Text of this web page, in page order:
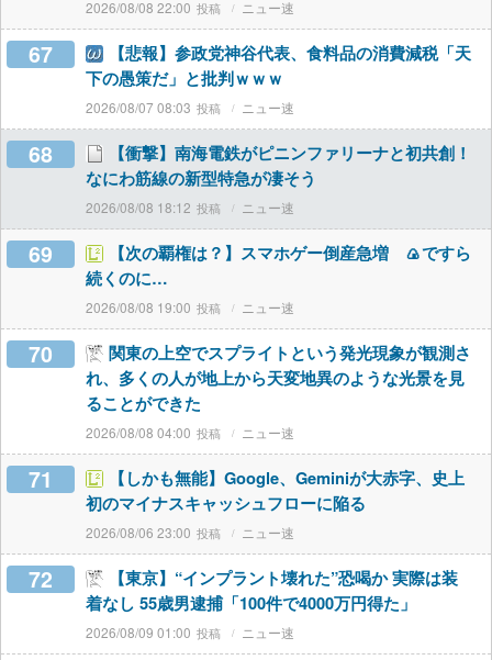
2026/08/08 22:00 ニュー速
67
【悲報】参政党神谷代表、食料品の消費減税「天
下の愚策だ」と批判ｗｗｗ
2026/08/07 08:03 ニュー速
68
【衝撃】南海電鉄がピニンファリーナと初共創！
なにわ筋線の新型特急が凄そう
2026/08/08 18:12 ニュー速
69
【次の覇権は？】スマホゲー倒産急増 🍙ですら
続くのに…
2026/08/08 19:00 ニュー速
70
関東の上空でスプライトという発光現象が観測さ
れ、多くの人が地上から天変地異のような光景を見
ることができた
2026/08/08 04:00 ニュー速
71
【しかも無能】Google、Geminiが大赤字、史上
初のマイナスキャッシュフローに陥る
2026/08/06 23:00 ニュー速
72
【東京】“インプラント壊れた”恐喝か 実際は装
着なし 55歳男逮捕「100件で4000万円得た」
2026/08/09 01:00 ニュー速